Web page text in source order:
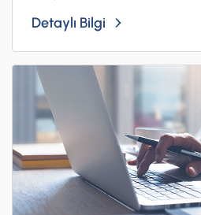
İş Birliklerimiz
Kampanyalar
Başvuru Yap
Detaylı Bilgi